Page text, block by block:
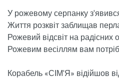
У рожевому серпанку
Життя розквіт заблищав
Рожевий відсвіт на радісних
Рожевим весіллям вам
Корабель «СІМ'Я» відійшов